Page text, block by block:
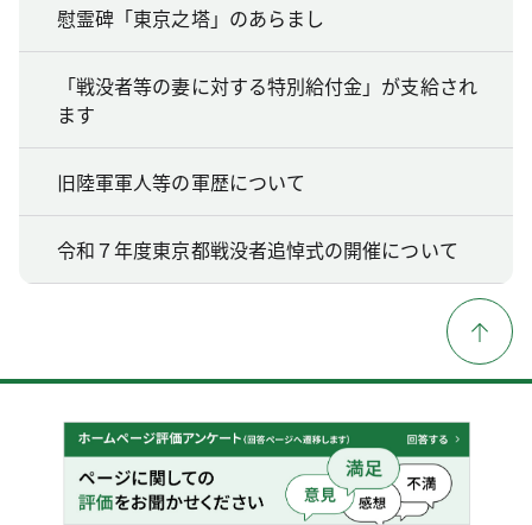
慰霊碑「東京之塔」のあらまし
「戦没者等の妻に対する特別給付金」が支給され
ます
旧陸軍軍人等の軍歴について
令和７年度東京都戦没者追悼式の開催について